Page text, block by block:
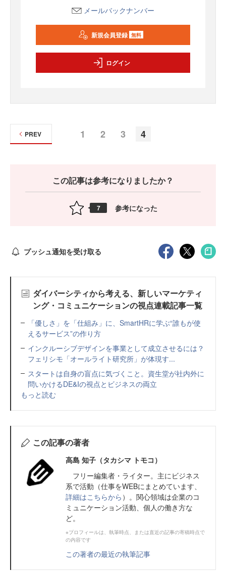
メールバックナンバー
新規会員登録 無料
ログイン
1 2 3 4
PREV
この記事は参考になりましたか？
7 参考になった
プッシュ通知を受け取る
ダイバーシティから考える、新しいマーケティ
ング・コミュニケーションの視点連載記事一覧
「優しさ」を「仕組み」に、SmartHRに学ぶ“誰もが使
えるサービス”の作り方
インクルーシブデザインを事業として成立させるには？
フェリシモ「オールライト研究所」が体現す...
スタートは自身の盲点に気づくこと。資生堂が社内外に
問いかけるDE&Iの視点とビジネスの両立
もっと読む
この記事の著者
高島 知子（タカシマ トモコ）
フリー編集者・ライター。主にビジネス
系で活動（仕事をWEBにまとめています、
詳細はこちらから ）。関心領域は企業のコ
ミュニケーション活動、個人の働き方な
ど。
※プロフィールは、執筆時点、または直近の記事の寄稿時点で
の内容です
この著者の最近の執筆記事